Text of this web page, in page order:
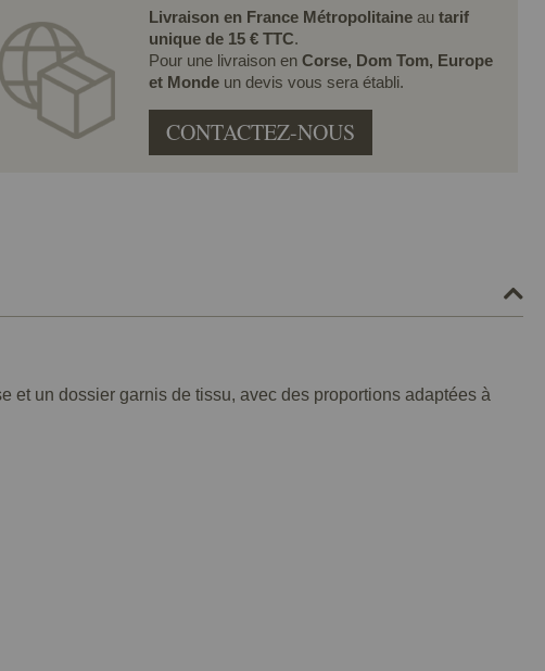
Livraison en France Métropolitaineau tarif
unique de 15 € TTC.
Pour une livraison en Corse, Dom Tom, Europe
et Monde un devis vous sera établi.
CONTACTEZ-NOUS
et un dossier garnis de tissu, avec des proportions adaptées à